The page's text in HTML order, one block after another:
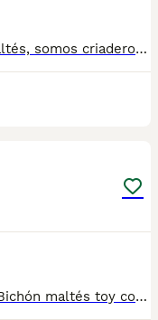
Entregamos cachorros de bichón maltés, somos criadero con células zoológica. La mascota se entrega con todo. Hablamos por WhatsApp o por teléfono para resolver las dudas. 655 268 766
📲Laura 677983742 - 613283995 🤍*Bichón maltés toy coreano*🤍 ¿Buscas un nuevo compañero para tu hogar? ❤️ Tenemos preciosos cachorros listos para encontrar una familia responsable. ✅ Vacunados ✅ Desparasitados ✅ Cartilla sanitaria ✅ Garantías incluidas ✅ Máxima atención y cuidado Se hacen envíos a toda España: Andalucía: Almería, Cádiz, Córdoba, Granada, Huelva, Jaén, Málaga, Sevilla.Aragón: Huesca, Teruel, Zaragoza.Asturias: Oviedo.Baleares: Palma.Canarias: Las Palmas de Gran Canaria, Santa Cruz de Tenerife.Cantabria: Santander.Castilla-La Mancha: Albacete, Ciudad Real, Cuenca, Guadalajara, Toledo.Castilla y León: Ávila, Burgos, León, Palencia, Salamanca, Segovia, Soria, Valladolid, Zamora.Cataluña: Barcelona, Gerona (Girona), Lérida (Lleida), Tarragona.Comunidad Valenciana: Alicante, Castellón de la Plana, Valencia.Extremadura: Badajoz, Cáceres.Galicia: La Coruña (A Coruña), Lugo, Orense (Ourense), Pontevedra.La Rioja: Logroño.Madrid: Madrid.Murcia: Murcia.Navarra: Pamplona.País Vasco: Bilbao (Vizcaya), San Sebastián (Guipúzcoa), Vitoria (Álava). 🐾 Cachorros sanos, sociables y criados con mucho cariño. 📲 ¡Pregunta sin compromiso por disponibilidad, fotos y precios por mensaje privado!